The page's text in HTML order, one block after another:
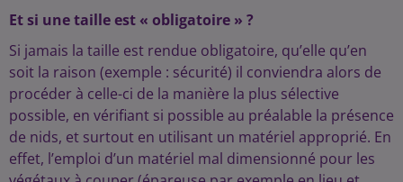
Et si une taille est « obligatoire » ?
Si jamais la taille est rendue obligatoire, qu’elle qu’en
soit la raison (exemple : sécurité) il conviendra alors de
procéder à celle-ci de la manière la plus sélective
possible, en vérifiant si possible au préalable la présence
de nids, et surtout en utilisant un matériel approprié. En
effet, l’emploi d’un matériel mal dimensionné pour les